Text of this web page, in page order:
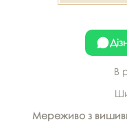
В
Мереживо з